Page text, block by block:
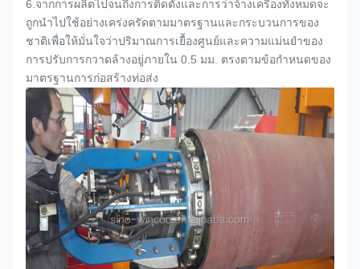
6. จากการผลิตไปจนถึงการติดตั้งและการว่าจ้างเครื่องทั้งหมดจะ
ถูกนำไปใช้อย่างเคร่งครัดตามมาตรฐานและกระบวนการของ
ชาติเพื่อให้มั่นใจว่าปริมาณการเยื้องศูนย์และความแม่นยำของ
การปรับการกวาดล้างอยู่ภายใน 0.5 มม. ตรงตามข้อกำหนดของ
มาตรฐานการก่อสร้างท่อส่ง